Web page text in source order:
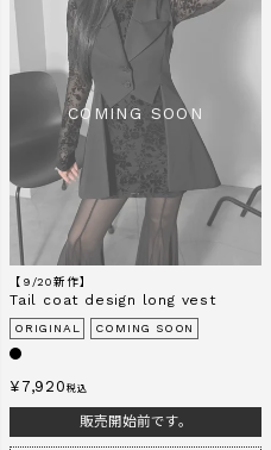
表示する
【9/20新作】
Tail coat design long vest
ORIGINAL COMING SOON
¥ 7,920 税込
販売開始前です。